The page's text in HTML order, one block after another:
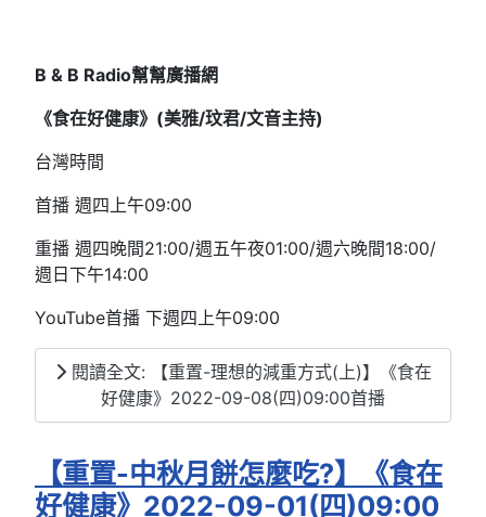
B & B Radio幫幫廣播網
《食在好健康》(美雅/玟君/文音主持)
台灣時間
首播 週四上午09:00
重播 週四晚間21:00/週五午夜01:00/週六晚間18:00/
週日下午14:00
YouTube首播 下週四上午09:00
閱讀全文: 【重置-理想的減重方式(上)】《食在
好健康》2022-09-08(四)09:00首播
【重置-中秋月餅怎麼吃?】《食在
好健康》2022-09-01(四)09:00